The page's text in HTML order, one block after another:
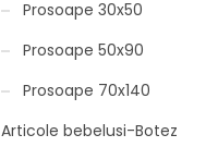
Prosoape 30x50
Prosoape 50x90
Prosoape 70x140
Articole bebelusi-Botez